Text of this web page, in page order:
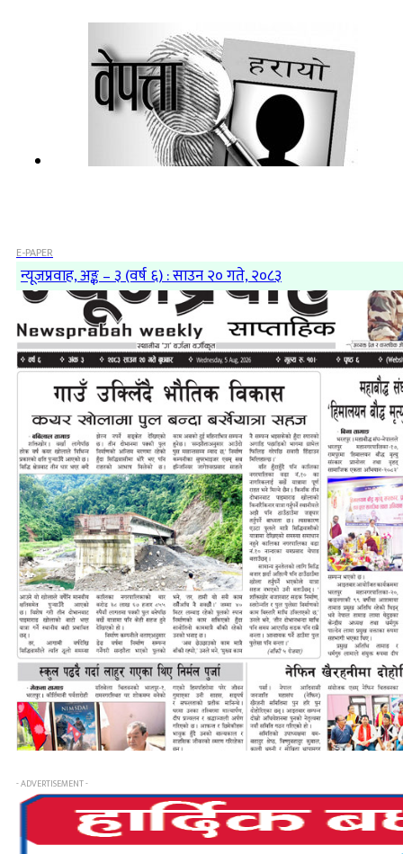
E-PAPER
न्यूजप्रवाह, अङ्क – ३ (वर्ष ६) : साउन २० गते, २०८३
- ADVERTISEMENT -